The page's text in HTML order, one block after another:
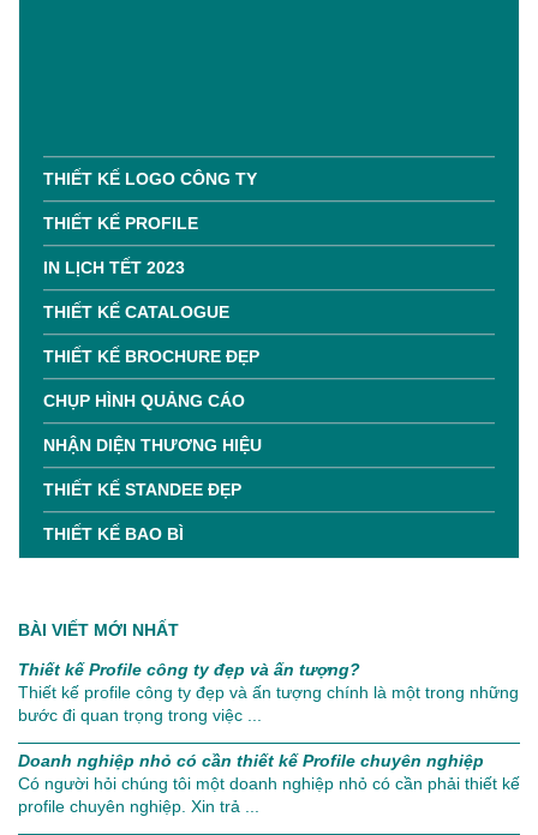
THIẾT KẾ LOGO CÔNG TY
THIẾT KẾ PROFILE
IN LỊCH TẾT 2023
THIẾT KẾ CATALOGUE
THIẾT KẾ BROCHURE ĐẸP
CHỤP HÌNH QUẢNG CÁO
NHẬN DIỆN THƯƠNG HIỆU
THIẾT KẾ STANDEE ĐẸP
THIẾT KẾ BAO BÌ
BÀI VIẾT MỚI NHẤT
Thiết kế Profile công ty đẹp và ấn tượng?
Thiết kế profile công ty đẹp và ấn tượng chính là một trong những
bước đi quan trọng trong việc ...
Doanh nghiệp nhỏ có cần thiết kế Profile chuyên nghiệp
Có người hỏi chúng tôi một doanh nghiệp nhỏ có cần phải thiết kế
profile chuyên nghiệp. Xin trả ...